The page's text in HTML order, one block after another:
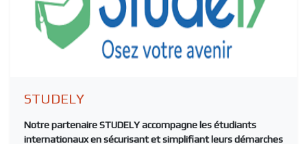
STUDELY
Notre partenaireSTUDELYaccompagne les étudiants
internationaux en sécurisant et simplifiant leurs démarches